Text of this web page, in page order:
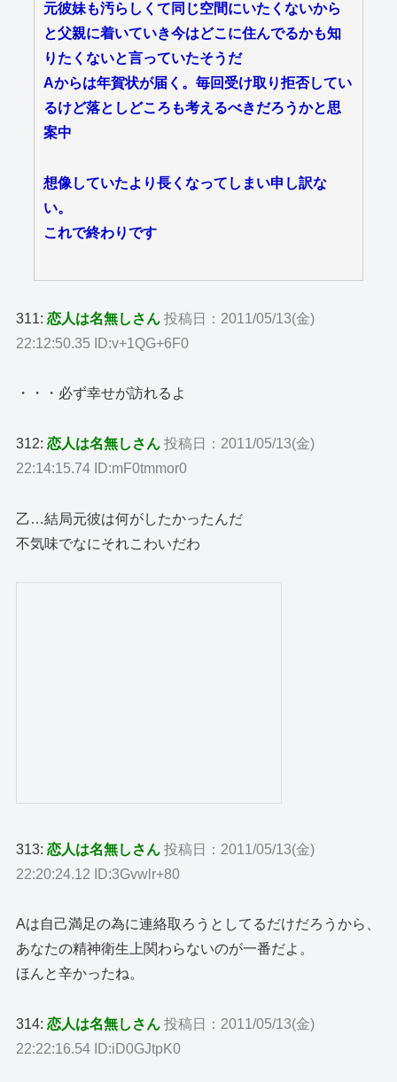
元彼妹も汚らしくて同じ空間にいたくないから
と父親に着いていき今はどこに住んでるかも知
りたくないと言っていたそうだ
Aからは年賀状が届く。毎回受け取り拒否してい
るけど落としどころも考えるべきだろうかと思
案中
想像していたより長くなってしまい申し訳な
い。
これで終わりです
311:恋人は名無しさん 投稿日：2011/05/13(金)
22:12:50.35 ID:v+1QG+6F0
・・・必ず幸せが訪れるよ
312:恋人は名無しさん 投稿日：2011/05/13(金)
22:14:15.74 ID:mF0tmmor0
乙…結局元彼は何がしたかったんだ
不気味でなにそれこわいだわ
313:恋人は名無しさん 投稿日：2011/05/13(金)
22:20:24.12 ID:3Gvwlr+80
Aは自己満足の為に連絡取ろうとしてるだけだろうから、
あなたの精神衛生上関わらないのが一番だよ。
ほんと辛かったね。
314:恋人は名無しさん 投稿日：2011/05/13(金)
22:22:16.54 ID:iD0GJtpK0